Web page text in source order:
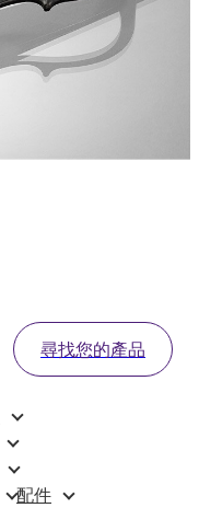
尋找您的產品
配件